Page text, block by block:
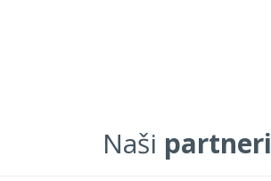
Naši partneri